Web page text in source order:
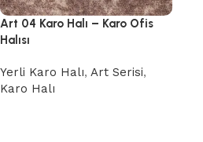
Art 04 Karo Halı – Karo Ofis
Halısı
Yerli Karo Halı, Art Serisi,
Karo Halı